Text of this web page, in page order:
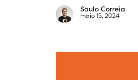
Saulo Correia
maio 15, 2024